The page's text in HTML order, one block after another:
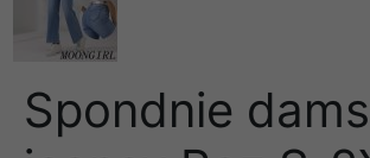
Spondnie